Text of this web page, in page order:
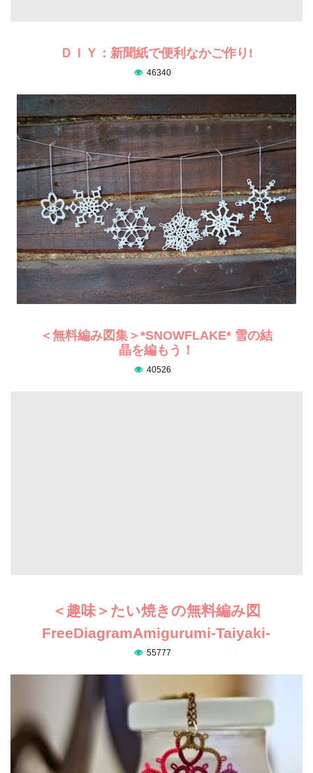
ＤＩＹ：新聞紙で便利なかご作り!
46340
＜無料編み図集＞*SNOWFLAKE* 雪の結
晶を編もう！
40526
＜趣味＞たい焼きの無料編み図
FreeDiagramAmigurumi-Taiyaki-
55777